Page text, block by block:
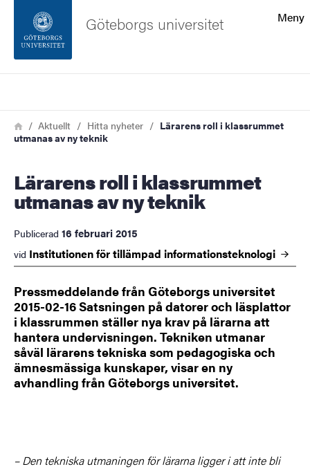
Sidfoten
Om webbplatsen
Meny
Göteborgs universitet
Länkstig
HemAktuellt Hitta nyheter
Lärarens roll i klassrummet
utmanas av ny teknik
Lärarens roll i klassrummet
utmanas av ny teknik
Publicerad 16 februari 2015
vid Institutionen för tillämpad informationsteknologi
Pressmeddelande från Göteborgs universitet
2015-02-16 Satsningen på datorer och läsplattor
i klassrummen ställer nya krav på lärarna att
hantera undervisningen. Tekniken utmanar
såväl lärarens tekniska som pedagogiska och
ämnesmässiga kunskaper, visar en ny
avhandling från Göteborgs universitet.
– Den tekniska utmaningen för lärarna ligger i att inte bli